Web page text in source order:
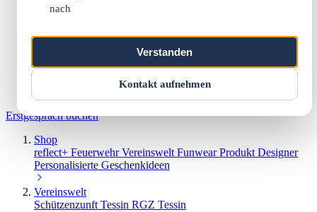
nach
Verstanden
Kontakt aufnehmen
Marketing & Web
Reflect+
Über uns
Erstgespräch buchen
Shop
reflect+ FeuerwehrVereinswelt FunwearProdukt Designer
Personalisierte Geschenkideen
Vereinswelt
Schützenzunft Tessin RGZ Tessin